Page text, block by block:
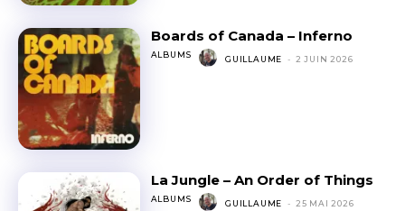
Boards of Canada – Inferno
ALBUMS GUILLAUME - 2 JUIN 2026
La Jungle – An Order of Things
ALBUMS GUILLAUME - 25 MAI 2026